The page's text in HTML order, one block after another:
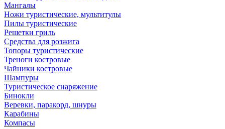
Мангалы
Ножи туристические, мультитулы
Пилы туристические
Решетки гриль
Средства для розжига
Топоры туристические
Треноги костровые
Чайники костровые
Шампуры
Туристическое снаряжение
Бинокли
Веревки, паракорд, шнуры
Карабины
Компасы